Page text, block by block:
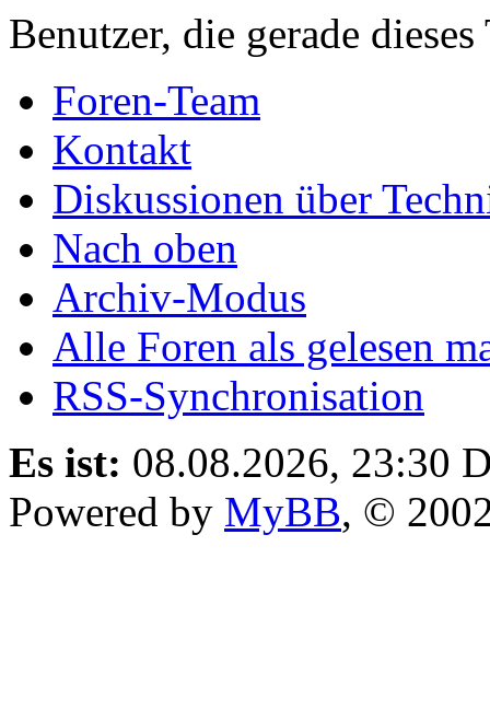
Benutzer, die gerade
Foren-Team
Kontakt
Diskussionen über
Nach oben
Archiv-Modus
Alle Foren als gelesen
RSS-Synchronisation
Es ist: 08.08.2026, 23:30
Powered by MyBB, ©